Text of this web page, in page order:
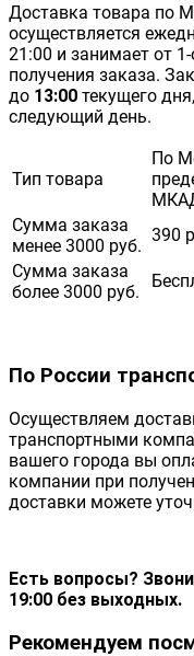
Доставка товара по
осуществляется
21:00 и занимает от
получения заказа.
до 13:00 текущего
следующий день.
Тип товара
По
Сумма заказа
менее 3000 руб.
390
Сумма заказа
более 3000 руб.
По России
Осуществляем
транспортными
вашего города вы
компании при
доставки можете
Есть вопросы?
19:00 без выходных.
Рекомендуем